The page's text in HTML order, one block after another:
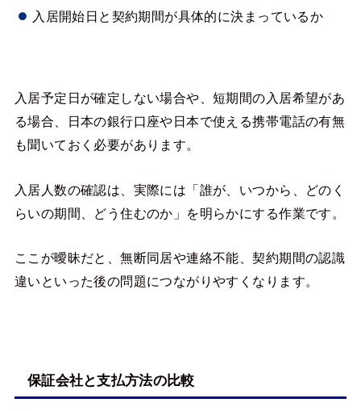
入居開始日と契約期間が具体的に決まっているか
入居予定日が確定しない場合や、短期間の入居希望があ
る場合、日本の銀行口座や日本で使える携帯電話の有無
も聞いておく必要があります。
入居人数の確認は、実際には「誰が、いつから、どのく
らいの期間、どう住むのか」を明らかにする作業です。
ここが曖昧だと、無断同居や連絡不能、契約期間の認識
違いといった後の問題につながりやすくなります。
保証会社と支払方法の比較